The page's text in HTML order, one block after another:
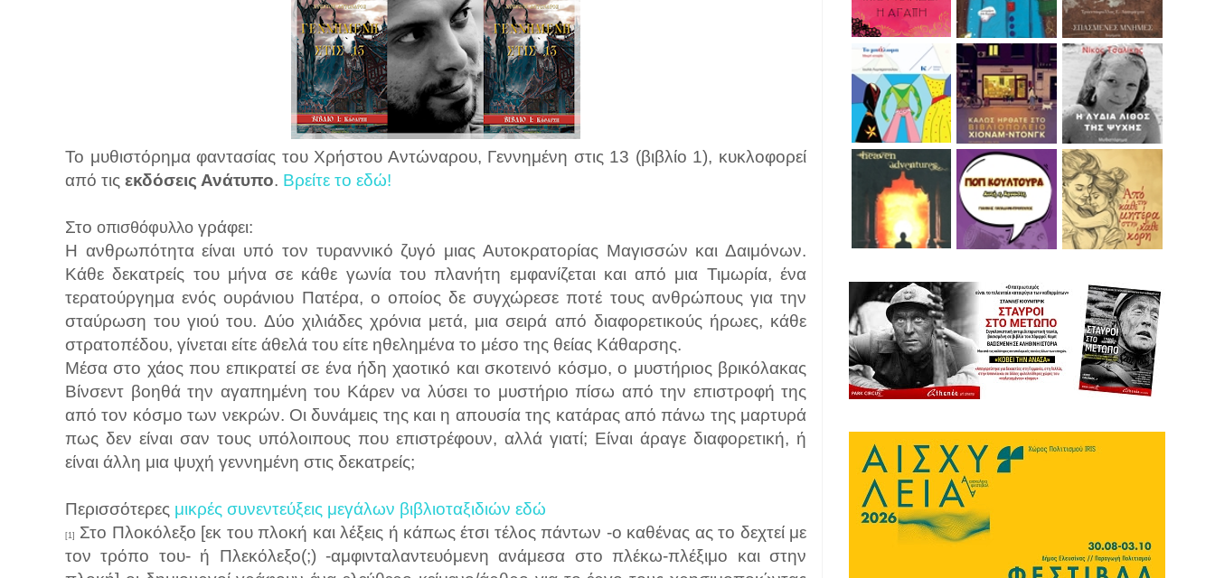
Το μυθιστόρημα φαντασίας του Χρήστου Αντώναρου, Γεννημένη στις 13 (βιβλίο 1), κυκλοφορεί
από τις εκδόσεις Ανάτυπο. Βρείτε το εδώ!
Στο οπισθόφυλλο γράφει:
Η ανθρωπότητα είναι υπό τον τυραννικό ζυγό μιας Αυτοκρατορίας Μαγισσών και Δαιμόνων.
Κάθε δεκατρείς του μήνα σε κάθε γωνία του πλανήτη εμφανίζεται και από μια Τιμωρία, ένα
τερατούργημα ενός ουράνιου Πατέρα, ο οποίος δε συγχώρεσε ποτέ τους ανθρώπους για την
σταύρωση του γιού του. Δύο χιλιάδες χρόνια μετά, μια σειρά από διαφορετικούς ήρωες, κάθε
στρατοπέδου, γίνεται είτε άθελά του είτε ηθελημένα το μέσο της θείας Κάθαρσης.
Μέσα στο χάος που επικρατεί σε ένα ήδη χαοτικό και σκοτεινό κόσμο, ο μυστήριος βρικόλακας
Βίνσεντ βοηθά την αγαπημένη του Κάρεν να λύσει το μυστήριο πίσω από την επιστροφή της
από τον κόσμο των νεκρών. Οι δυνάμεις της και η απουσία της κατάρας από πάνω της μαρτυρά
πως δεν είναι σαν τους υπόλοιπους που επιστρέφουν, αλλά γιατί; Είναι άραγε διαφορετική, ή
είναι άλλη μια ψυχή γεννημένη στις δεκατρείς;
Περισσότερες μικρές συνεντεύξεις μεγάλων βιβλιοταξιδιών εδώ
[1]
Στο Πλοκόλεξο [εκ του πλοκή και λέξεις ή κάπως έτσι τέλος πάντων -ο καθένας ας το δεχτεί με
τον τρόπο του- ή Πλεκόλεξο(;) -αμφινταλαντευόμενη ανάμεσα στο πλέκω-πλέξιμο και στην